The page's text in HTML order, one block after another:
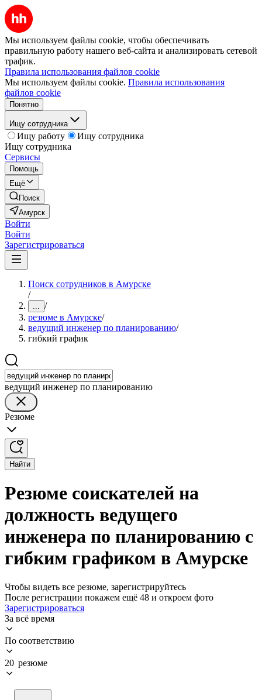
Мы используем файлы cookie, чтобы обеспечивать
правильную работу нашего веб-сайта и анализировать сетевой
трафик.
Правила использования файлов cookie
Мы используем файлы cookie. Правила использования
файлов cookie
Понятно
Ищу сотрудника
Ищу работу
Ищу сотрудника
Ищу сотрудника
Сервисы
Помощь
Ещё
Поиск
Амурск
Войти
Войти
Зарегистрироваться
Поиск сотрудников в Амурске
/
... /
резюме в Амурске/
ведущий инженер по планированию/
гибкий график
ведущий инженер по планированию
Резюме
Найти
Резюме соискателей на
должность ведущего
инженера по планированию с
гибким графиком в Амурске
Чтобы видеть все резюме, зарегистрируйтесь
После регистрации покажем ещё 48 и откроем фото
Зарегистрироваться
За всё время
По соответствию
20 резюме